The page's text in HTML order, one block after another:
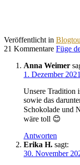
Veröffentlicht in
21 Kommentare Füge
Anna Weimer
1. Dezember
Unsere Tradition
sowie das
Schokolade und
wäre toll 😊
Antworten
Erika H. sagt:
30. November